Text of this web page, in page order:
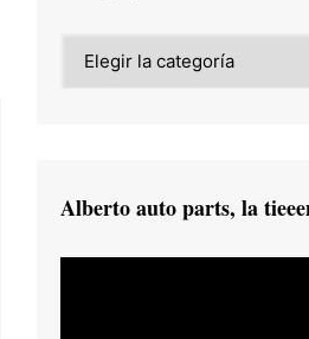
Alberto auto parts, la